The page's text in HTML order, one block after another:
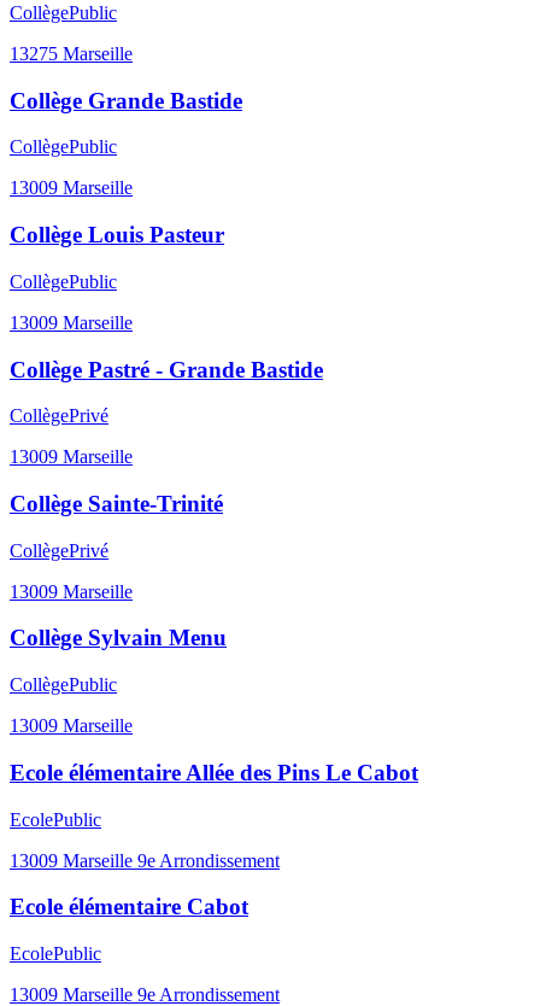
CollègePublic
13275 Marseille
Collège Grande Bastide
CollègePublic
13009 Marseille
Collège Louis Pasteur
CollègePublic
13009 Marseille
Collège Pastré - Grande Bastide
CollègePrivé
13009 Marseille
Collège Sainte-Trinité
CollègePrivé
13009 Marseille
Collège Sylvain Menu
CollègePublic
13009 Marseille
Ecole élémentaire Allée des Pins Le Cabot
EcolePublic
13009 Marseille 9e Arrondissement
Ecole élémentaire Cabot
EcolePublic
13009 Marseille 9e Arrondissement